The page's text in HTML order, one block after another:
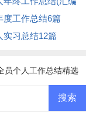
度工作总结6篇
实习总结12篇
员个人工作总结精选